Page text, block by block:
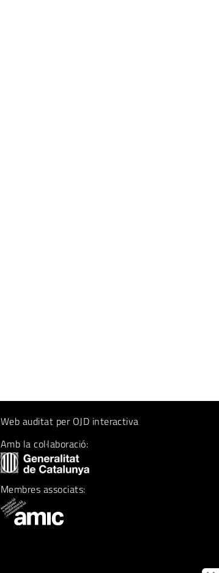
Web auditat per OJD interactiva
Amb la col·laboració:
Membres associats: